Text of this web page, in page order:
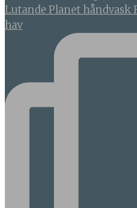
Lutande Planet håndvask
hav